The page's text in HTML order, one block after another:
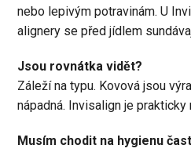
nebo lepivým potravinám. U
alignery se před jídlem
Jsou rovnátka vidět?
Záleží na typu. Kovová jsou
nápadná. Invisalign je prakticky
Musím chodit na hygienu